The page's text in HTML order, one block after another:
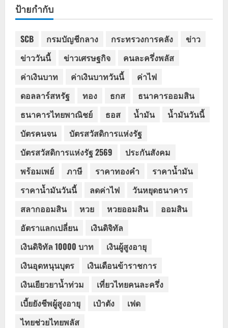
ป้ายกำกับ
SCB กรมบัญชีกลาง กระทรวงการคลัง
ข่าว
ข่าววันนี้
ข่าวเศรษฐกิจ
คนละครึ่งพลัส
ค่าเงินบาท
ค่าเงินบาทวันนี้
ค่าไฟ
ดอลลาร์สหรัฐ
ทอง ธกส
ธนาคารออมสิน
ธนาคารไทยพาณิชย์
ธอส น้ำมัน
น้ำมันวันนี้
บัตรคนจน
บัตรสวัสดิการแห่งรัฐ
บัตรสวัสดิการแห่งรัฐ 2569
ประกันสังคม
พร้อมเพย์
ภาษี ราคาทองคำ
ราคาน้ำมัน
ราคาน้ำมันวันนี้
ลดค่าไฟ
วันหยุดธนาคาร
สลากออมสิน
หวย หวยออมสิน
ออมสิน
อัตราแลกเปลี่ยน
เงินดิจิทัล
เงินดิจิทัล 10000 บาท
เงินผู้สูงอายุ
เงินอุดหนุนบุตร
เงินเดือนข้าราชการ
เงินเยียวยาน้ำท่วม
เที่ยวไทยคนละครึ่ง
เบี้ยยังชีพผู้สูงอายุ
เป๋าตัง
เฟด
ไทยช่วยไทยพลัส